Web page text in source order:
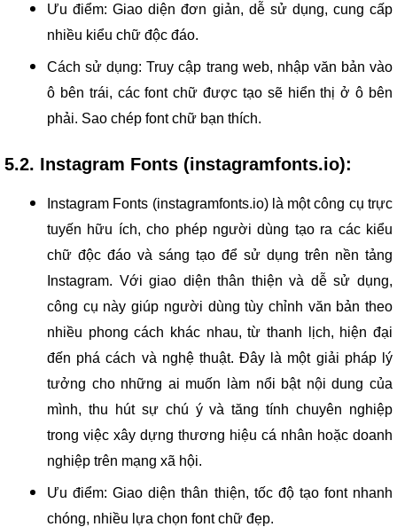
Ưu điểm: Giao diện đơn giản, dễ sử dụng, cung cấp
nhiều kiểu chữ độc đáo.
Cách sử dụng: Truy cập trang web, nhập văn bản vào
ô bên trái, các font chữ được tạo sẽ hiển thị ở ô bên
phải. Sao chép font chữ bạn thích.
5.2. Instagram Fonts (instagramfonts.io):
Instagram Fonts (instagramfonts.io) là một công cụ trực
tuyến hữu ích, cho phép người dùng tạo ra các kiểu
chữ độc đáo và sáng tạo để sử dụng trên nền tảng
Instagram. Với giao diện thân thiện và dễ sử dụng,
công cụ này giúp người dùng tùy chỉnh văn bản theo
nhiều phong cách khác nhau, từ thanh lịch, hiện đại
đến phá cách và nghệ thuật. Đây là một giải pháp lý
tưởng cho những ai muốn làm nổi bật nội dung của
mình, thu hút sự chú ý và tăng tính chuyên nghiệp
trong việc xây dựng thương hiệu cá nhân hoặc doanh
nghiệp trên mạng xã hội.
Ưu điểm: Giao diện thân thiện, tốc độ tạo font nhanh
chóng, nhiều lựa chọn font chữ đẹp.